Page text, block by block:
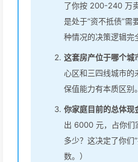
了你按 200-240 万
是处于“资不抵债”需
种情况的决策逻辑完
这套房产位于哪个城
心区和三四线城市的
保值能力有本质区别
你家庭目前的总体现
出 6000 元，占你们
多少？这决定了你们
数。）